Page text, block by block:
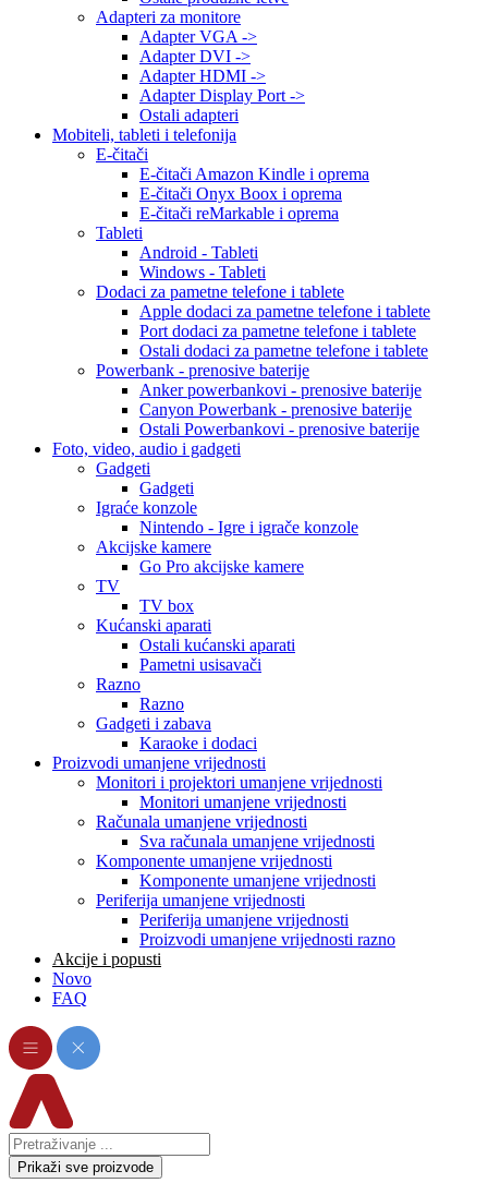
Adapteri za monitore
Adapter VGA ->
Adapter DVI ->
Adapter HDMI ->
Adapter Display Port ->
Ostali adapteri
Mobiteli, tableti i telefonija
E-čitači
E-čitači Amazon Kindle i oprema
E-čitači Onyx Boox i oprema
E-čitači reMarkable i oprema
Tableti
Android - Tableti
Windows - Tableti
Dodaci za pametne telefone i tablete
Apple dodaci za pametne telefone i tablete
Port dodaci za pametne telefone i tablete
Ostali dodaci za pametne telefone i tablete
Powerbank - prenosive baterije
Anker powerbankovi - prenosive baterije
Canyon Powerbank - prenosive baterije
Ostali Powerbankovi - prenosive baterije
Foto, video, audio i gadgeti
Gadgeti
Gadgeti
Igraće konzole
Nintendo - Igre i igrače konzole
Akcijske kamere
Go Pro akcijske kamere
TV
TV box
Kućanski aparati
Ostali kućanski aparati
Pametni usisavači
Razno
Razno
Gadgeti i zabava
Karaoke i dodaci
Proizvodi umanjene vrijednosti
Monitori i projektori umanjene vrijednosti
Monitori umanjene vrijednosti
Računala umanjene vrijednosti
Sva računala umanjene vrijednosti
Komponente umanjene vrijednosti
Komponente umanjene vrijednosti
Periferija umanjene vrijednosti
Periferija umanjene vrijednosti
Proizvodi umanjene vrijednosti razno
Akcije i popusti
Novo
FAQ
Prikaži sve proizvode